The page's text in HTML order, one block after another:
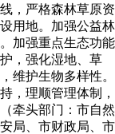
，严格森林草原资
用地。加强公益林
加强重点生态功能
，强化湿地、草
维护生物多样性。
，理顺管理体制，
牵头部门：市自然
局、市财政局、市